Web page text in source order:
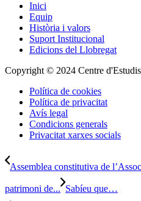
Inici
Equip
Història i valors
Suport Institucional
Edicions del Llobregat
Copyright © 2024 Centre
Política de cookies
Política de privacitat
Avís legal
Condicions generals
Privacitat xarxes socials
Assemblea constitutiva de
patrimoni de... Sabíeu que…